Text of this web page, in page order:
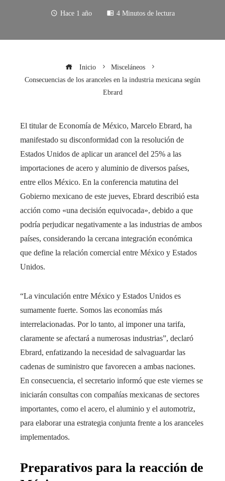
Hace 1 año 4 Minutos de lectura
Inicio
Misceláneos
Consecuencias de los aranceles en la industria mexicana según
Ebrard
El titular de Economía de México, Marcelo Ebrard, ha
manifestado su disconformidad con la resolución de
Estados Unidos de aplicar un arancel del 25% a las
importaciones de acero y aluminio de diversos países,
entre ellos México. En la conferencia matutina del
Gobierno mexicano de este jueves, Ebrard describió esta
acción como «una decisión equivocada», debido a que
podría perjudicar negativamente a las industrias de ambos
países, considerando la cercana integración económica
que define la relación comercial entre México y Estados
Unidos.
“La vinculación entre México y Estados Unidos es
sumamente fuerte. Somos las economías más
interrelacionadas. Por lo tanto, al imponer una tarifa,
claramente se afectará a numerosas industrias”, declaró
Ebrard, enfatizando la necesidad de salvaguardar las
cadenas de suministro que favorecen a ambas naciones.
En consecuencia, el secretario informó que este viernes se
iniciarán consultas con compañías mexicanas de sectores
importantes, como el acero, el aluminio y el automotriz,
para elaborar una estrategia conjunta frente a los aranceles
implementados.
Preparativos para la reacción de